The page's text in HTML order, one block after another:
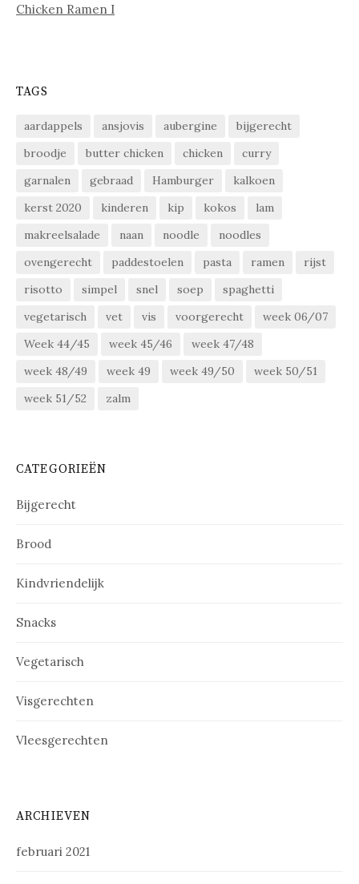
Chicken Ramen I
TAGS
aardappels ansjovis aubergine
bijgerecht
broodje
butter chicken chicken
curry
garnalen
gebraad Hamburger
kalkoen
kerst 2020
kinderen kip kokos
lam
makreelsalade
naan noodle
noodles
ovengerecht
paddestoelen pasta ramen
rijst
risotto
simpel snel soep
spaghetti
vegetarisch
vet vis voorgerecht
week 06/07
Week 44/45
week 45/46
week 47/48
week 48/49
week 49 week 49/50
week 50/51
week 51/52
zalm
CATEGORIEËN
Bijgerecht
Brood
Kindvriendelijk
Snacks
Vegetarisch
Visgerechten
Vleesgerechten
ARCHIEVEN
februari 2021